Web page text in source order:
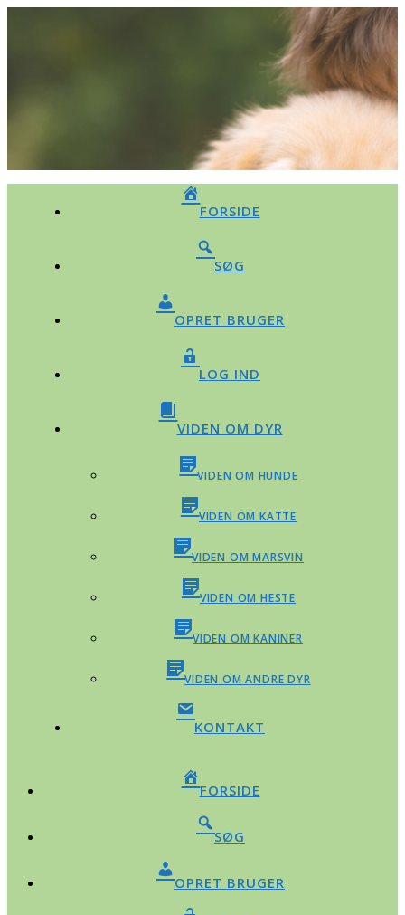
FORSIDE
SØG
OPRET BRUGER
LOG IND
VIDEN OM DYR
VIDEN OM HUNDE
VIDEN OM KATTE
VIDEN OM MARSVIN
VIDEN OM HESTE
VIDEN OM KANINER
VIDEN OM ANDRE DYR
KONTAKT
FORSIDE
SØG
OPRET BRUGER